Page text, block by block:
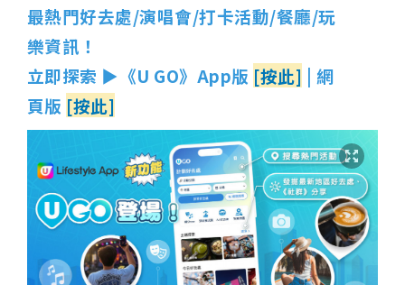
最熱門好去處/演唱會/打卡活動/餐廳/玩
樂資訊！
立即探索 ▶《U GO》App版 [按此] | 網
頁版 [按此]